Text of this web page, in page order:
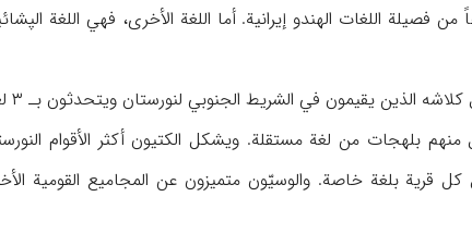
فصيلة اللغات الهندو إيرانية. أما اللغة الأخرى، فهي اللغة
بلهجات من لغة مستقلة. ويشكل الكتيون أكثر الأقوام
أهل كل قرية بلغة خاصة. والوسيّون متميزون عن المجاميع القومية